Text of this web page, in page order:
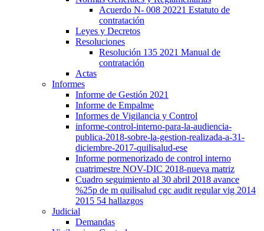
Acuerdo N- 008 20221 Estatuto de
contratación
Leyes y Decretos
Resoluciones
Resolución 135 2021 Manual de
contratación
Actas
Informes
Informe de Gestión 2021
Informe de Empalme
Informes de Vigilancia y Control
informe-control-interno-para-la-audiencia-
publica-2018-sobre-la-gestion-realizada-a-31-
diciembre-2017-quilisalud-ese
Informe pormenorizado de control interno
cuatrimestre NOV-DIC 2018-nueva matriz
Cuadro seguimiento al 30 abril 2018 avance
%25p de m quilisalud cgc audit regular vig 2014
2015 54 hallazgos
Judicial
Demandas